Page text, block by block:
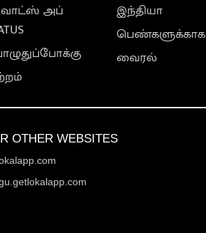
வாட்ஸ் அப்
இந்தியா
பெண்களுக்காக
வைரல்
OTHER WEBSITES